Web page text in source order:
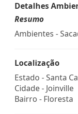
Detalhes
Resumo
Ambientes -
Localização
Estado -Santa
Cidade - Joinville
Bairro - Floresta